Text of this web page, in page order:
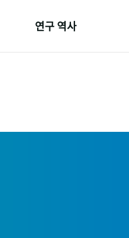
연구 역사